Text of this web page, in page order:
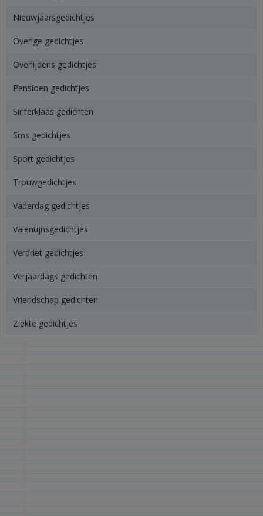
Nieuwjaarsgedichtjes
Overige gedichtjes
Overlijdens gedichtjes
Pensioen gedichtjes
Sinterklaas gedichten
Sms gedichtjes
Sport gedichtjes
Trouwgedichtjes
Vaderdag gedichtjes
Valentijnsgedichtjes
Verdriet gedichtjes
Verjaardags gedichten
Vriendschap gedichten
Ziekte gedichtjes